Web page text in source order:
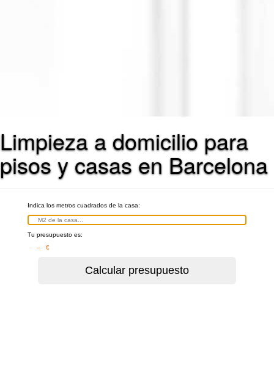
Limpieza a domicilio para
pisos y casas en Barcelona
Indica los metros cuadrados de la casa:
Tu presupuesto es:
– €